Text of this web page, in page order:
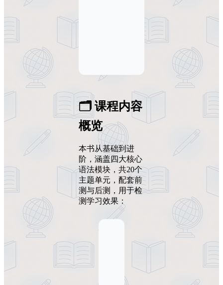
🗂️ 课程内容
概览
本书从基础到进
阶，涵盖四大核心
语法模块，共20个
主题单元，配套前
测与后测，用于检
测学习效果：